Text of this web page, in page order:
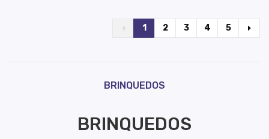
1 2 3 4 5
BRINQUEDOS
BRINQUEDOS